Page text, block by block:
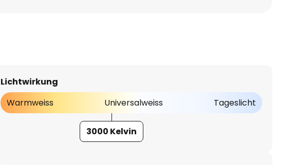
Lichtwirkung
Warmweiss
Universalweiss Tageslicht
3000 Kelvin